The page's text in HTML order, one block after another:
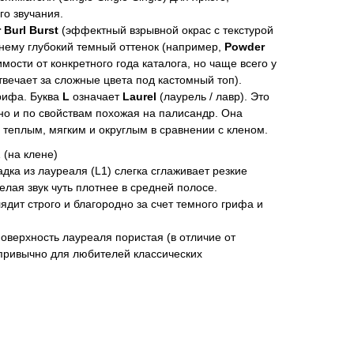
звучания.
Burl Burst (эффектный взрывной окрас с текстурой
глубокий темный оттенок (например, Powder
от конкретного года каталога, но чаще всего у
за сложные цвета под кастомный топ).
Буква L означает Laurel (лаурель / лавр). Это
и по свойствам похожая на палисандр. Она
теплым, мягким и округлым в сравнении с кленом.
(на клене)
из лауреаля (L1) слегка сглаживает резкие
звук чуть плотнее в средней полосе.
строго и благородно за счет темного грифа и
лауреаля пористая (в отличие от
для любителей классических